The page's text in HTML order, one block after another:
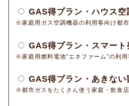
GAS得プラン・ハウス空
※家庭用ガス空調機器の利用客向け都
GAS得プラン・スマート
※家庭用燃料電池”エネファーム”の利
GAS得プラン・あきない
※都市ガスをたくさん使う家庭・飲食